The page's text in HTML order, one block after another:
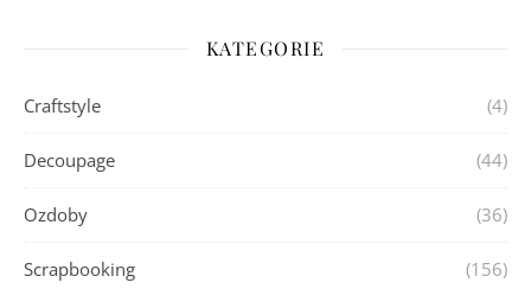
KATEGORIE
Craftstyle (4)
Decoupage (44)
Ozdoby (36)
Scrapbooking (156)